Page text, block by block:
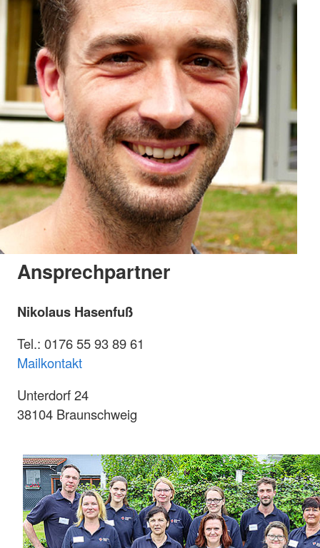
Ansprechpartner
Nikolaus Hasenfuß
Tel.: 0176 55 93 89 61
Mailkontakt
Unterdorf 24
38104 Braunschweig